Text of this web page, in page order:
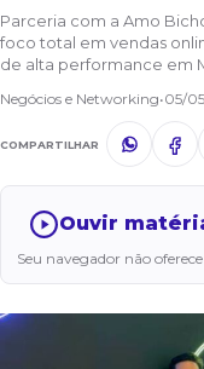
Parceria com a Amo
foco total em vendas
de alta performance em
Negócios e Networking•05/
COMPARTILHAR
Ouvir
Seu navegador não